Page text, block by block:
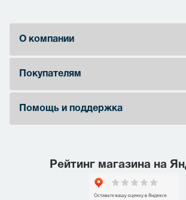
О компании
Покупателям
Помощь и поддержка
Рейтинг магазина на